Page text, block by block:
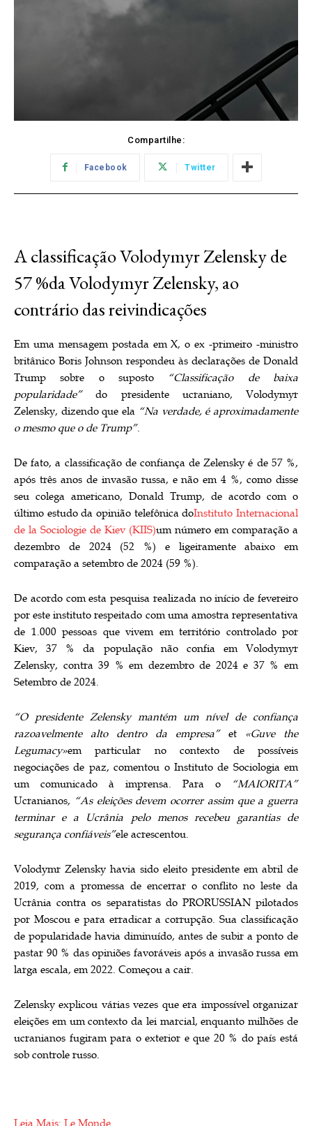
Compartilhe:
Facebook Twitter
A classificação Volodymyr Zelensky de
57 %da Volodymyr Zelensky, ao
contrário das reivindicações
Em uma mensagem postada em X, o ex -primeiro -ministro
britânico Boris Johnson respondeu às declarações de Donald
Trump sobre o suposto “Classificação de baixa
popularidade”do presidente ucraniano, Volodymyr
Zelensky, dizendo que ela “Na verdade, é aproximadamente
o mesmo que o de Trump”.
De fato, a classificação de confiança de Zelensky é de 57 %,
após três anos de invasão russa, e não em 4 %, como disse
seu colega americano, Donald Trump, de acordo com o
último estudo da opinião telefônica doInstituto Internacional
de la Sociologie de Kiev (KIIS)um número em comparação a
dezembro de 2024 (52 %) e ligeiramente abaixo em
comparação a setembro de 2024 (59 %).
De acordo com esta pesquisa realizada no início de fevereiro
por este instituto respeitado com uma amostra representativa
de 1.000 pessoas que vivem em território controlado por
Kiev, 37 % da população não confia em Volodymyr
Zelensky, contra 39 % em dezembro de 2024 e 37 % em
Setembro de 2024.
“O presidente Zelensky mantém um nível de confiança
razoavelmente alto dentro da empresa”et «Guve the
Legumacy»em particular no contexto de possíveis
negociações de paz, comentou o Instituto de Sociologia em
um comunicado à imprensa. Para o
“MAIORITA”
Ucranianos, “As eleições devem ocorrer assim que a guerra
terminar e a Ucrânia pelo menos recebeu garantias de
segurança confiáveis”ele acrescentou.
Volodymr Zelensky havia sido eleito presidente em abril de
2019, com a promessa de encerrar o conflito no leste da
Ucrânia contra os separatistas do PRORUSSIAN pilotados
por Moscou e para erradicar a corrupção. Sua classificação
de popularidade havia diminuído, antes de subir a ponto de
pastar 90 % das opiniões favoráveis ​​após a invasão russa em
larga escala, em 2022. Começou a cair.
Zelensky explicou várias vezes que era impossível organizar
eleições em um contexto da lei marcial, enquanto milhões de
ucranianos fugiram para o exterior e que 20 % do país está
sob controle russo.
Leia Mais: Le Monde